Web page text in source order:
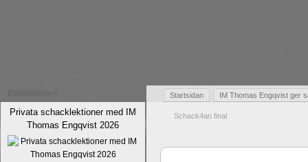
Privata schacklektioner med IM
Thomas Engqvist 2026
Startsidan IM Thomas Engqvist ger
Schack4an final